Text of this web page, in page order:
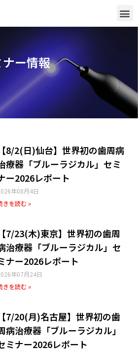
ー情報
【8/2(日)仙台】世界初の歯周病
療器「ブルーラジカル」セミ
ー2026レポート
年08月4日
きを読む »
【7/23(木)東京】世界初の歯周
治療器「ブルーラジカル」セ
ナー2026レポート
年07月24日
きを読む »
【7/20(月)名古屋】世界初の歯
病治療器「ブルーラジカル」
ミナー2026レポート